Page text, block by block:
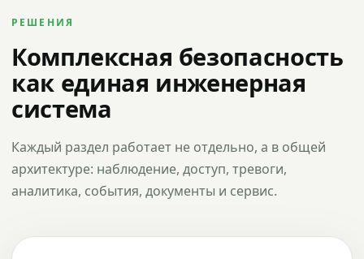
РЕШЕНИЯ
Комплексная безопасность
как единая инженерная
система
Каждый раздел работает не отдельно, а в общей
архитектуре: наблюдение, доступ, тревоги,
аналитика, события, документы и сервис.